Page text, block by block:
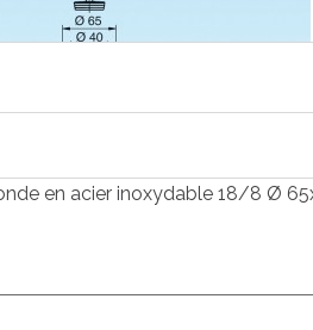
en acier inoxydable 18/8 Ø